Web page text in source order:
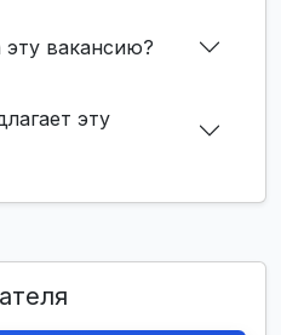
эту вакансию?
эту